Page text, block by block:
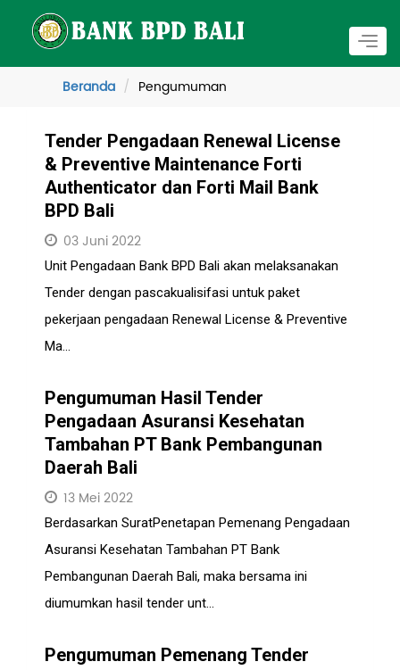
Beranda
Pengumuman
Tender Pengadaan Renewal License
& Preventive Maintenance Forti
Authenticator dan Forti Mail Bank
BPD Bali
03 Juni 2022
Unit Pengadaan Bank BPD Bali akan melaksanakan
Tender dengan pascakualisifasi untuk paket
pekerjaan pengadaan Renewal License & Preventive
Ma...
Pengumuman Hasil Tender
Pengadaan Asuransi Kesehatan
Tambahan PT Bank Pembangunan
Daerah Bali
13 Mei 2022
Berdasarkan SuratPenetapan Pemenang Pengadaan
Asuransi Kesehatan Tambahan PT Bank
Pembangunan Daerah Bali, maka bersama ini
diumumkan hasil tender unt...
Pengumuman Pemenang Tender